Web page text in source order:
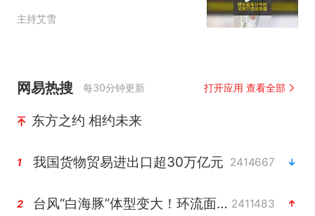
主持艾雪
网易热搜 每30分钟更新 打开应用 查看全部
东方之约 相约未来
1 我国货物贸易进出口超30万亿元 2414667
2 台风“白海豚”体型变大！环流面积接近13个浙江那么大 2411483